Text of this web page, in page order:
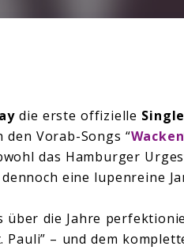
die erste offizielle Single
den Vorab-Songs “Wacken
das Hamburger
eine lupenreine
über die Jahre
Pauli” – und dem